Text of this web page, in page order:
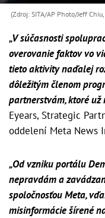
(Zdroj: SITA/AP Photo/Jeff
„V súčasnosti
overovanie faktov vo
tieto aktivity naďalej
dôležitým členom
partnerstvám, ktoré už
Eyears, Strategic
oddelení Meta News
„Od vzniku portálu
nepravdám a
spoločnosťou Meta,
misinformácie šírené